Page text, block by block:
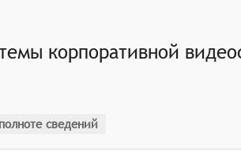
корпоративной
сведений